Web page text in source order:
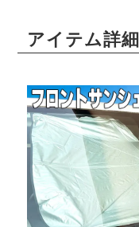
アイテム詳細